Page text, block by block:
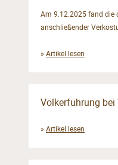
Am 9.12.2025 fand die
anschließender
» Artikel lesen
Völkerführung bei
» Artikel lesen